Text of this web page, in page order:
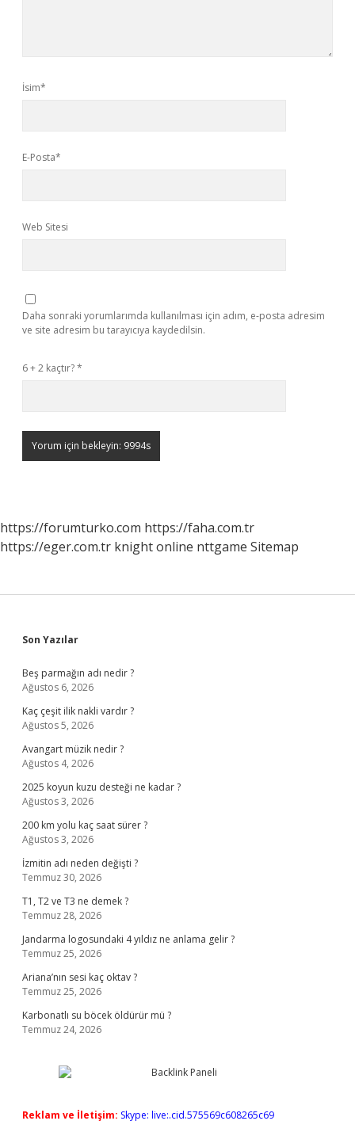
İsim*
E-Posta*
Web Sitesi
Daha sonraki yorumlarımda kullanılması için adım, e-posta adresim
ve site adresim bu tarayıcıya kaydedilsin.
6 + 2 kaçtır?*
https://forumturko.com https://faha.com.tr
https://eger.com.tr knight online nttgame Sitemap
Sidebar
Son Yazılar
Beş parmağın adı nedir ?
Ağustos 6, 2026
Kaç çeşit ilik nakli vardır ?
Ağustos 5, 2026
Avangart müzik nedir ?
Ağustos 4, 2026
2025 koyun kuzu desteği ne kadar ?
Ağustos 3, 2026
200 km yolu kaç saat sürer ?
Ağustos 3, 2026
İzmitin adı neden değişti ?
Temmuz 30, 2026
T1, T2 ve T3 ne demek ?
Temmuz 28, 2026
Jandarma logosundaki 4 yıldız ne anlama gelir ?
Temmuz 25, 2026
Ariana’nın sesi kaç oktav ?
Temmuz 25, 2026
Karbonatlı su böcek öldürür mü ?
Temmuz 24, 2026
Reklam ve İletişim: Skype: live:.cid.575569c608265c69